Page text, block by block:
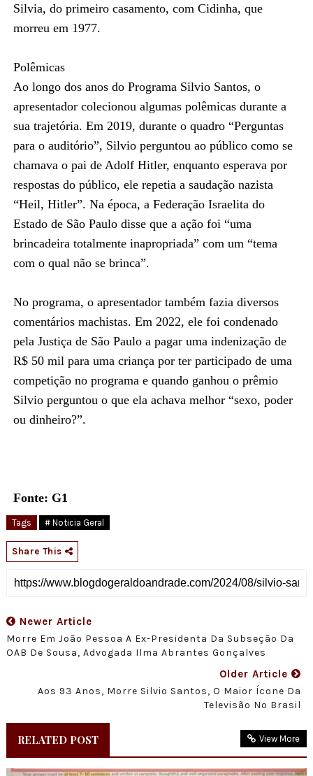
Silvia, do primeiro casamento, com Cidinha, que
morreu em 1977.
Polêmicas
Ao longo dos anos do Programa Silvio Santos, o
apresentador colecionou algumas polêmicas durante a
sua trajetória. Em 2019, durante o quadro “Perguntas
para o auditório”, Silvio perguntou ao público como se
chamava o pai de Adolf Hitler, enquanto esperava por
respostas do público, ele repetia a saudação nazista
“Heil, Hitler”. Na época, a Federação Israelita do
Estado de São Paulo disse que a ação foi “uma
brincadeira totalmente inapropriada” com um “tema
com o qual não se brinca”.
No programa, o apresentador também fazia diversos
comentários machistas. Em 2022, ele foi condenado
pela Justiça de São Paulo a pagar uma indenização de
R$ 50 mil para uma criança por ter participado de uma
competição no programa e quando ganhou o prêmio
Silvio perguntou o que ela achava melhor “sexo, poder
ou dinheiro?”.
Fonte: G1
Tags # Noticia Geral
Share This
Newer Article
Morre Em João Pessoa A Ex-Presidenta Da Subseção Da
OAB De Sousa, Advogada Ilma Abrantes Gonçalves
Older Article
Aos 93 Anos, Morre Silvio Santos, O Maior Ícone Da
Televisão No Brasil
RELATED POST View More